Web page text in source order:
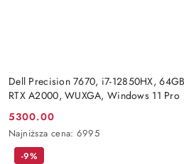
Dell Precision 7670, i7-12850HX,
RTX A2000, WUXGA, Windows 11 Pro
Cena
promocyjna:
5300.00
Najniższa
cena
Najniższa cena: 6995
-9%